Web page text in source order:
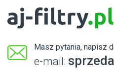
Masz pytania, napisz
e-mail: